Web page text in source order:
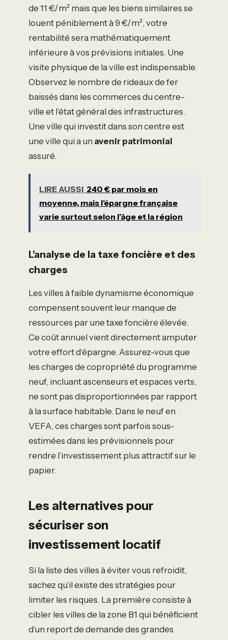
de 11 €/m² mais que les biens similaires se
louent péniblement à 9 €/m², votre
rentabilité sera mathématiquement
inférieure à vos prévisions initiales. Une
visite physique de la ville est indispensable.
Observez le nombre de rideaux de fer
baissés dans les commerces du centre-
ville et l’état général des infrastructures.
Une ville qui investit dans son centre est
une ville qui a un avenir patrimonial
assuré.
LIRE AUSSI 240 € par mois en
moyenne, mais l’épargne française
varie surtout selon l’âge et la région
L’analyse de la taxe foncière et des
charges
Les villes à faible dynamisme économique
compensent souvent leur manque de
ressources par une taxe foncière élevée.
Ce coût annuel vient directement amputer
votre effort d’épargne. Assurez-vous que
les charges de copropriété du programme
neuf, incluant ascenseurs et espaces verts,
ne sont pas disproportionnées par rapport
à la surface habitable. Dans le neuf en
VEFA, ces charges sont parfois sous-
estimées dans les prévisionnels pour
rendre l’investissement plus attractif sur le
papier.
Les alternatives pour
sécuriser son
investissement locatif
Si la liste des villes à éviter vous refroidit,
sachez qu’il existe des stratégies pour
limiter les risques. La première consiste à
cibler les villes de la zone B1 qui bénéficient
d’un report de demande des grandes